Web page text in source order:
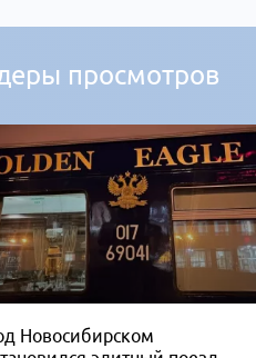
просмотров
Новосибирском